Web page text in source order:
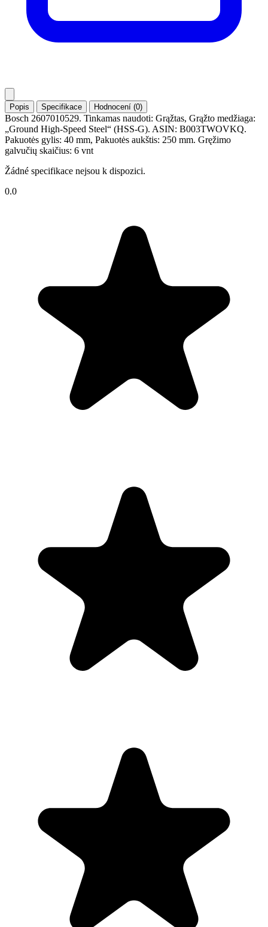
Popis Specifikace Hodnocení (0)
Bosch ‎2607010529. Tinkamas naudoti: Grąžtas, Grąžto medžiaga:
„Ground High-Speed Steel“ (HSS-G). ASIN: B003TWOVKQ.
Pakuotės gylis: 40 mm, Pakuotės aukštis: 250 mm. Gręžimo
galvučių skaičius: 6 vnt
Žádné specifikace nejsou k dispozici.
0.0